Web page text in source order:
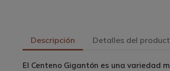
Descripción Detalles del
El Centeno Gigantón es una variedad